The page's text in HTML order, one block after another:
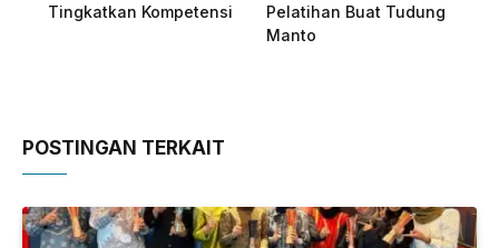
Tingkatkan Kompetensi
Pelatihan Buat Tudung
Manto
POSTINGAN TERKAIT